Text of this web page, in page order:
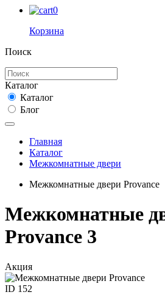
0
Корзина
Поиск
Каталог
Каталог
Блог
Главная
Каталог
Межкомнатные двери
Межкомнатные двери Provance
Межкомнатные
Provance 3
Акция
ID 152